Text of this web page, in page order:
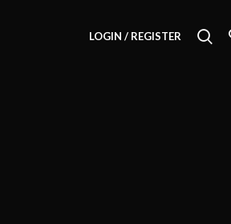
LOGIN / REGISTER